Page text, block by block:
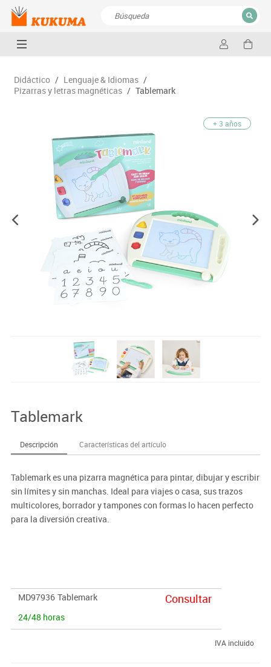
CERRAR
Didáctico / Lenguaje & Idiomas /
Pizarras y letras magnéticas / Tablemark
+ 3 años
Tablemark
Descripción Características del artículo
Tablemark es una pizarra magnética para pintar, dibujar y escribir
sin límites y sin manchas. Ideal para viajes o casa, sus trazos
multicolores, borrador y tampones con formas lo hacen perfecto
para la diversión creativa.
MD97936 Tablemark
24/48 horas
Consultar
IVA incluido